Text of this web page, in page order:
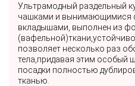
Ультрамодный раздельный
чашками и вынимающимися
вкладышами, выполнен из
позволяет несколько раз
тела,придавая этим особый
посадки полностью
тканью.